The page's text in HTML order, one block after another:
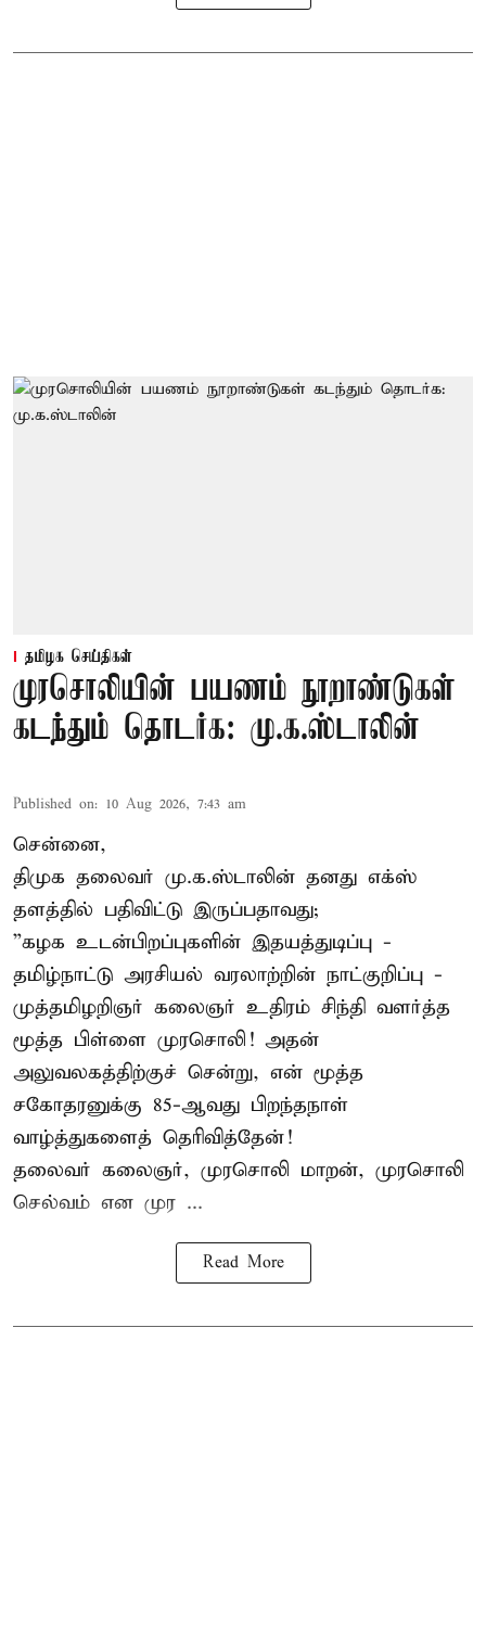
தமிழக செய்திகள்
முரசொலியின் பயணம் நூறாண்டுகள்
கடந்தும் தொடர்க: மு.க.ஸ்டாலின்
Published on: 10 Aug 2026, 7:43 am
சென்னை,
திமுக தலைவர் மு.க.ஸ்டாலின் தனது எக்ஸ்
தளத்தில் பதிவிட்டு இருப்பதாவது;
”கழக உடன்பிறப்புகளின் இதயத்துடிப்பு -
தமிழ்நாட்டு அரசியல் வரலாற்றின் நாட்குறிப்பு -
முத்தமிழறிஞர் கலைஞர் உதிரம் சிந்தி வளர்த்த
மூத்த பிள்ளை முரசொலி! அதன்
அலுவலகத்திற்குச் சென்று, என் மூத்த
சகோதரனுக்கு 85-ஆவது பிறந்தநாள்
வாழ்த்துகளைத் தெரிவித்தேன்!
தலைவர் கலைஞர், முரசொலி மாறன், முரசொலி
செல்வம் என முர ...
Read More